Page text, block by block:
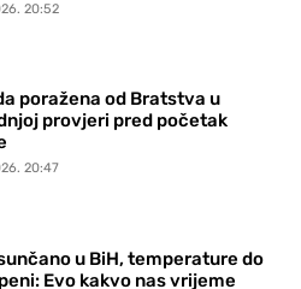
20:52
poražena od Bratstva u
provjeri pred početak
20:47
u BiH, temperature do
Evo kakvo nas vrijeme